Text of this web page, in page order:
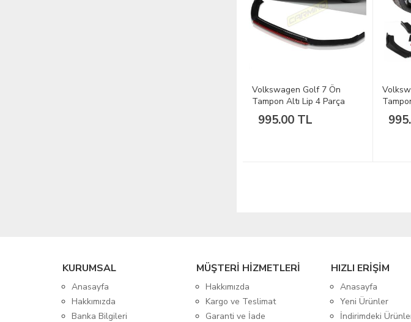
Volkswagen Golf 7 Ön
Tampon Altı Lip 4 Parça
2012-2017
995.00 TL
2017-
KURUMSAL
Anasayfa
Hakkımızda
Banka Bilgileri
MÜŞTERİ HİZMETLERİ
Hakkımızda
Kargo ve Teslimat
Garanti ve İade
HIZLI ERİŞİM
Anasayfa
Yeni Ürünler
İndirimdeki